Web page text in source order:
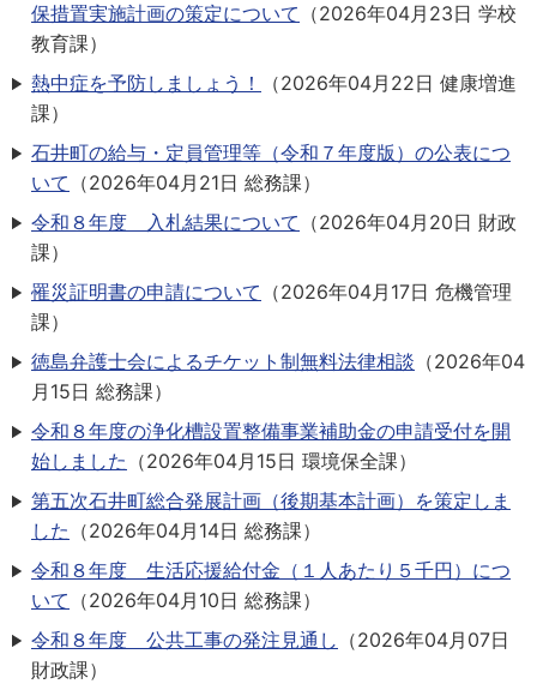
保措置実施計画の策定について （2026年04月23日 学校
教育課）
熱中症を予防しましょう！
（2026年04月22日 健康増進
課）
石井町の給与・定員管理等（令和７年度版）の公表につ
いて （2026年04月21日 総務課）
令和８年度 入札結果について （2026年04月20日 財政
課）
罹災証明書の申請について （2026年04月17日 危機管理
課）
徳島弁護士会によるチケット制無料法律相談 （2026年04
月15日 総務課）
令和８年度の浄化槽設置整備事業補助金の申請受付を開
始しました （2026年04月15日 環境保全課）
第五次石井町総合発展計画（後期基本計画）を策定しま
した （2026年04月14日 総務課）
令和８年度 生活応援給付金（１人あたり５千円）につ
いて （2026年04月10日 総務課）
令和８年度 公共工事の発注見通し （2026年04月07日
財政課）